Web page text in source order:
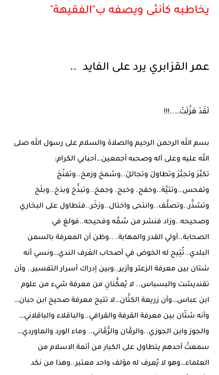
يخاطبه كأنثى ويصفه ب"الفقيهة"
عمر القزابري يرد على الفايد ..
لَقَدْ هَزُلَتْ…..!!!
بسم الله الرحمن الرحيم والصلاة والسلام على رسول الله صلى
الله عليه وعلى آله وصحبه أجمعين…أحبابي الكرام:
تكبَّرَ وتجبَّرَ وتطاولَ وتجاللَ..وشمخ وزمخ..وتفنّجَ
وتفحس..وتتيَّهَ..وخفج. وخبج. وجمخ..وتبذَّخ وبذخ..وبلَخ
وتشذَّر..وتصلَّف..وانتحى واختال..وزخَر..فتطاول على البخاري
وصحيحه..وزاد فنشر من سُمِّه وفحيحه..فولغ في
الصحابة..أولي القدر والمهابة. ..وظن أن المعرفة بالسمن
البلدي..تُتِيح له الخوض في أصحاب العَرف الندي…ونسي أنه
شتان بين معرفة الزعتر وآزير..وبين إدراك أسرار التفسير.. وأن
تقنديشت والبسباس.. لا يُمكٍّنانِ من معرفة شيء من علوم
ابن عباس…وأن زريعة الكتَّان…لا تتيح معرفة صحيح ابن حبان…
وأنه شتّان بين معرفة القرفة والقرافي..والباقلاء والباقلاني…
والجوز وابن الجوزي..والرمَّان والرُّمَّاني.. وماء الورد والماوردي…
سمعتُ أحدهم يتطاول على الكبار من أئمة الاسلام من
العلماء…وهو لا يُعرف له مؤلف واحد معتبر..وهذا من نكد